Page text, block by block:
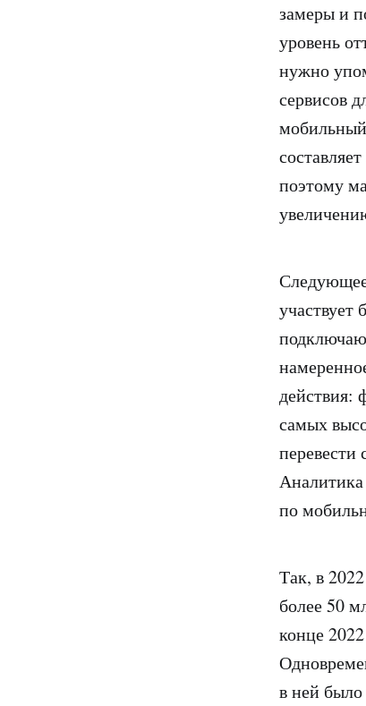
замеры и
уровень
нужно
сервисов
поэтому
участвует
действия:
самых
перевести
по
Так, в
более 50
конце
в ней было